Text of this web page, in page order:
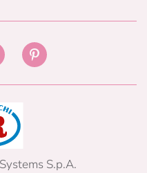
S.p.A.